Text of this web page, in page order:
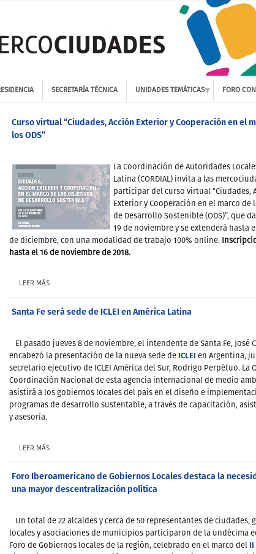
SECRETARÍA TÉCNICA UNIDADES TEMÁTICAS FORO
Curso virtual “Ciudades, Acción Exterior y Cooperación en el
los ODS”
La Coordinación de Autoridades
Latina (CORDIAL) invita a las
participar del curso virtual “Ciudades,
Exterior y Cooperación en el marco de
de Desarrollo Sostenible (ODS)”, que
19 de noviembre y se extenderá hasta
de diciembre, con una modalidad de trabajo 100% online.
hasta el 16 de noviembre de 2018.
LEER MÁS
Santa Fe será sede de ICLEI en América Latina
El pasado jueves 8 de noviembre, el intendente de Santa Fe, José
encabezó la presentación de la nueva sede de ICLEI en Argentina,
secretario ejecutivo de ICLEI América del Sur, Rodrigo Perpétuo. La
Coordinación Nacional de esta agencia internacional de medio
asistirá a los gobiernos locales del país en el diseño e
programas de desarrollo sustentable, a través de capacitación,
y asesoría.
LEER MÁS
Foro Iberoamericano de Gobiernos Locales destaca la
una mayor descentralización política
Un total de 22 alcaldes y cerca de 50 representantes de ciudades,
locales y asociaciones de municipios participaron de la undécima
Foro de Gobiernos locales de la región, celebrado en el marco del